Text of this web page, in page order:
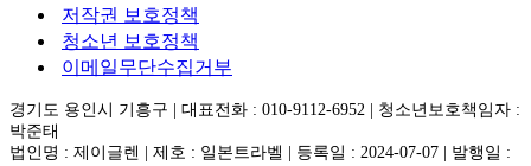
저작권 보호정책
청소년 보호정책
이메일무단수집거부
경기도 용인시 기흥구 | 대표전화 : 010-9112-6952 | 청소년보호책임자 :
박준태
법인명 : 제이글렌 | 제호 : 일본트라벨 | 등록일 : 2024-07-07 | 발행일 :